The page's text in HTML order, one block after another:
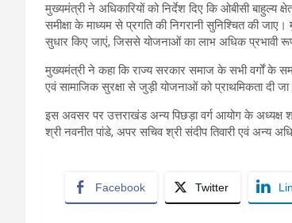
मुख्यमंत्री ने अधिकारियों को निर्देश दिए कि ओबीसी बाहुल्य
समीक्षा के माध्यम से प्रगति की निगरानी सुनिश्चित की
सुधार किए जाएं, जिससे योजनाओं का लाभ अधिक
मुख्यमंत्री ने कहा कि राज्य सरकार समाज के सभी वर्गों के
एवं सामाजिक सुरक्षा से जुड़ी योजनाओं को प्राथमिकता दी जा
इस अवसर पर उत्तराखंड अन्य पिछड़ा वर्ग आयोग के
श्री नवनीत पांडे, अपर सचिव श्री संदीप तिवारी एवं अन्य
Facebook Twitter